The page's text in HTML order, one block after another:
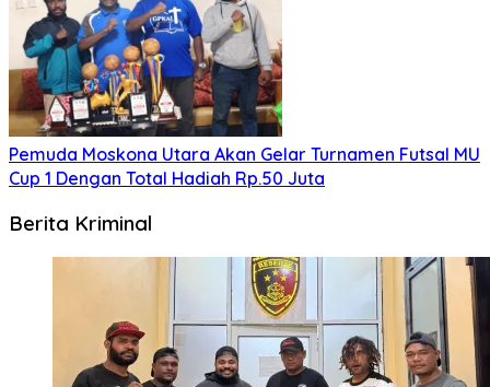
Pemuda Moskona Utara Akan Gelar Turnamen Futsal MU
Cup 1 Dengan Total Hadiah Rp.50 Juta
Berita Kriminal